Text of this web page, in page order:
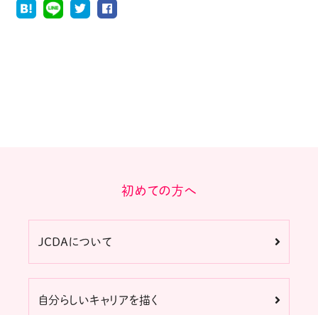
初めての方へ
JCDAについて
自分らしいキャリアを描く